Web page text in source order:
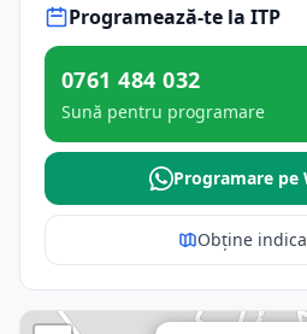
Programează-te la ITP
0761 484 032
Sună pentru programare
Programare pe
Obține